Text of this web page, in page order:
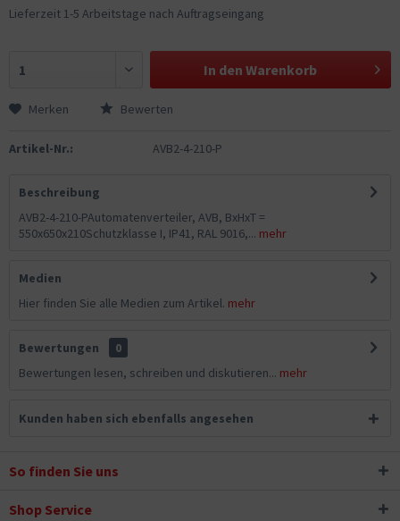
Lieferzeit 1-5 Arbeitstage nach Auftragseingang
In den Warenkorb
Merken Bewerten
Artikel-Nr.: AVB2-4-210-P
Beschreibung
AVB2-4-210-PAutomatenverteiler, AVB, BxHxT =
550x650x210Schutzklasse I, IP41, RAL 9016,... mehr
Medien
Hier finden Sie alle Medien zum Artikel. mehr
Bewertungen
0
Bewertungen lesen, schreiben und diskutieren... mehr
Kunden haben sich ebenfalls angesehen
So finden Sie uns
Shop Service